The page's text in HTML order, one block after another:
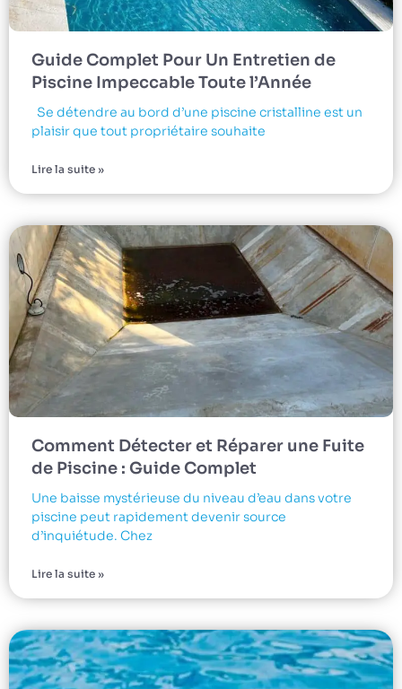
Guide Complet Pour Un Entretien de
Piscine Impeccable Toute l’Année
Se détendre au bord d’une piscine cristalline est un
plaisir que tout propriétaire souhaite
Lire la suite »
Comment Détecter et Réparer une Fuite
de Piscine : Guide Complet
Une baisse mystérieuse du niveau d’eau dans votre
piscine peut rapidement devenir source
d’inquiétude. Chez
Lire la suite »